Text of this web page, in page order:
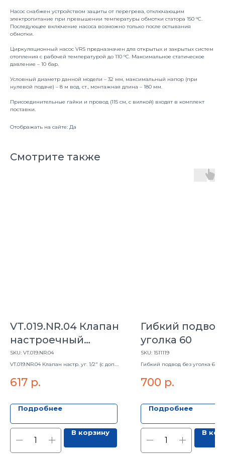
Насос снабжен устройством защиты от перегрева, отключающим
электропитание при превышении температуры обмотки статора 150 °С.
Последующее включение насоса возможно только после остывания
обмотки.
Циркуляционный насос VRS предназначен для открытых и закрытых систем
отопления с рабочей температурой до 110 °C. Максимальное статическое
давление – 10 бар.
Условный диаметр данной модели – 32 мм, максимальный напор (при
нулевой подаче) – 8 м вод. ст., монтажная длина – 180 мм.
Присоединительные гайки и провод (115 см, с вилкой) входят в комплект
поставки.
Отображать на сайте: Да
Смотрите также
VT.019.NR.04 Клапан
настроечный
угловой 1/2" (с доп.
упл.)
SKU: VT.019.NR.04
VT.019.NR.04 Клапан настр. уг. 1/2" (с доп.
617 р.
Подробнее
В корзину
Гибкий подвод
уголка 60
SKU: 1511119
Гибкий подвод без уголка 60
700 р.
Подробнее
В